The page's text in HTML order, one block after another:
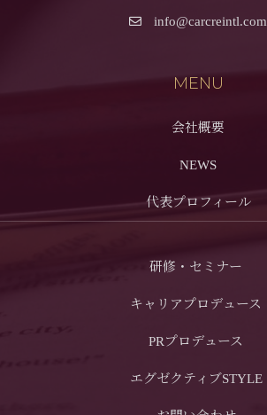
info@carcreintl.com
MENU
会社概要
NEWS
代表プロフィール
研修・セミナー
キャリアプロデュース
PRプロデュース
エグゼクティブSTYLE